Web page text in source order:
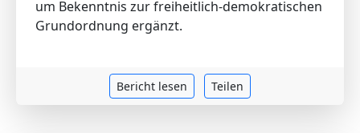
um Bekenntnis zur freiheitlich-demokratischen
Grundordnung ergänzt.
Bericht lesen Teilen